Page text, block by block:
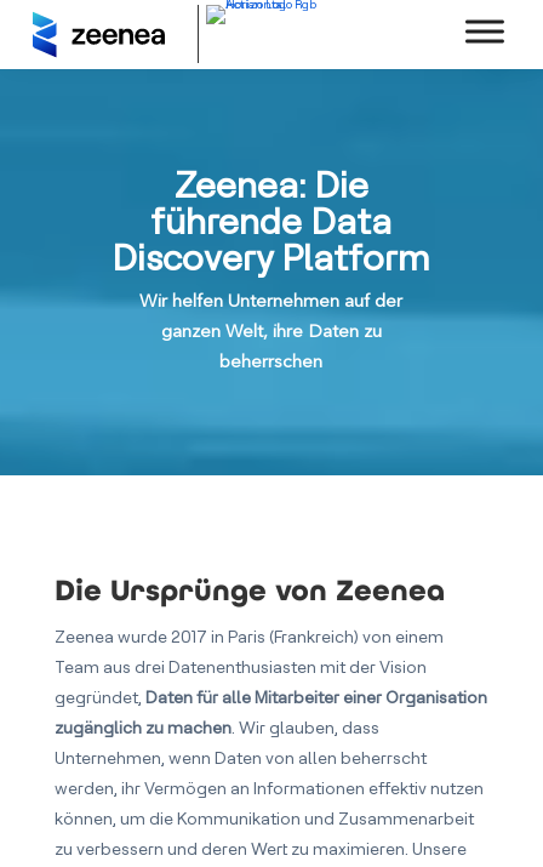
Zeenea: Die
führende Data
Discovery Platform
Wir helfen Unternehmen auf der
ganzen Welt, ihre Daten zu
beherrschen
Die Ursprünge von Zeenea
Zeenea wurde 2017 in Paris (Frankreich) von einem
Team aus drei Datenenthusiasten mit der Vision
gegründet, Daten für alle Mitarbeiter einer Organisation
zugänglich zu machen. Wir glauben, dass
Unternehmen, wenn Daten von allen beherrscht
werden, ihr Vermögen an Informationen effektiv nutzen
können, um die Kommunikation und Zusammenarbeit
zu verbessern und deren Wert zu maximieren. Unsere